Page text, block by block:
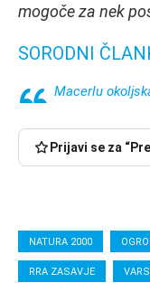
mogoče za nek
SORODNI
Macerlu
Prijavi se za
NATURA 2000
RRA ZASAVJE